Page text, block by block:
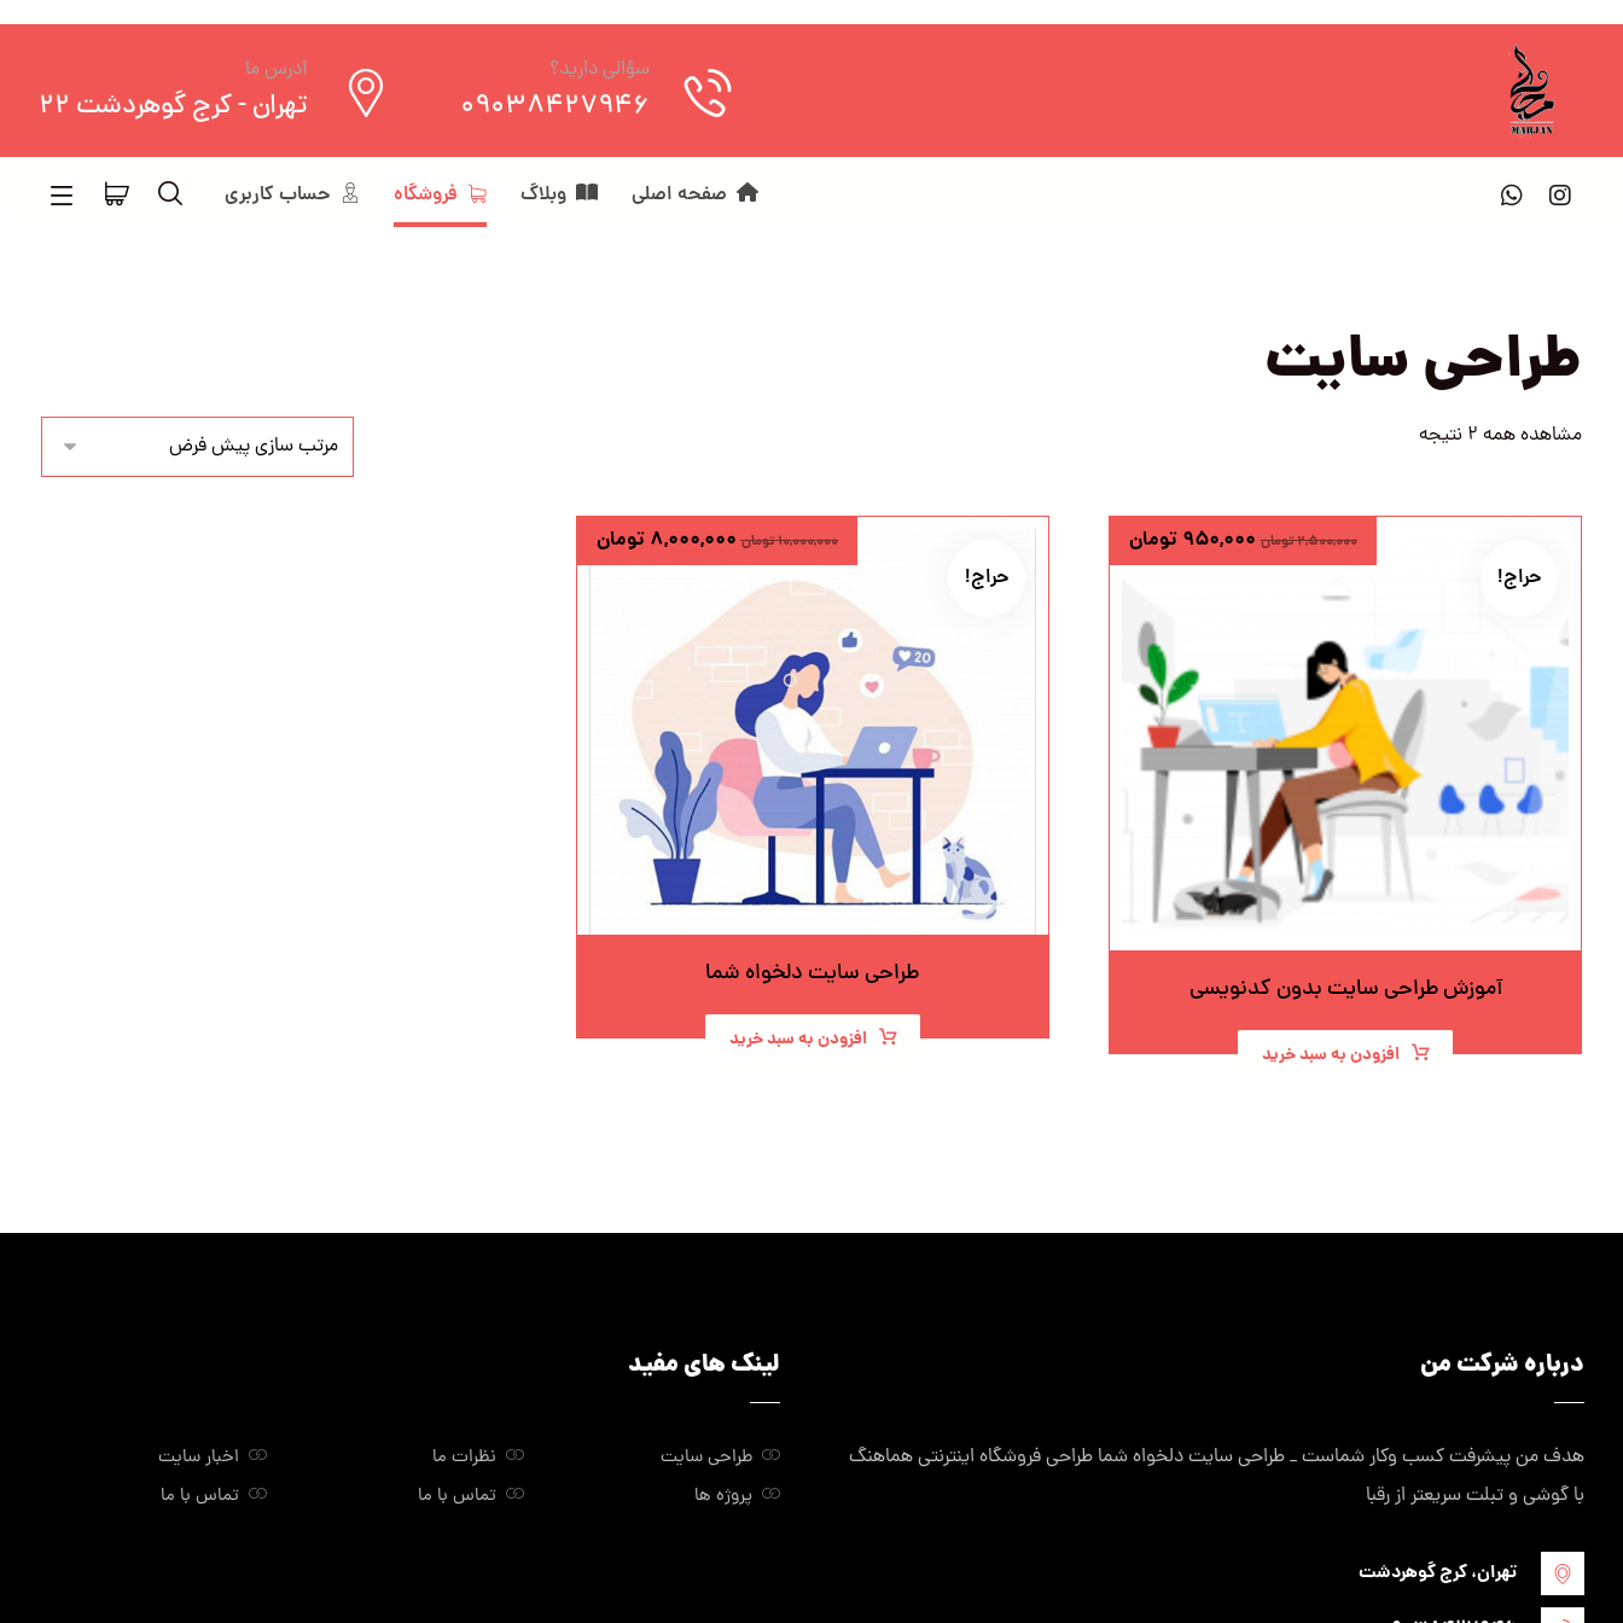
آدرس ما
تهران - کرج گوهردشت 22
سؤالی دارید؟
09038427946
صفحه اصلی وبلاگ فروشگاه حساب کاربری
طراحی سایت
مشاهده همه 2 نتیجه
آموزش طراحی سایت بدون کدنویسی
۲,۵۰۰,۰۰۰تومان ۹۵۰,۰۰۰ تومان
حراج!
افزودن به سبد خرید
طراحی سایت دلخواه شما
۱۰,۰۰۰,۰۰۰تومان ۸,۰۰۰,۰۰۰ تومان
حراج!
افزودن به سبد خرید
درباره شرکت من
هدف من پیشرفت کسب وکار شماست _ طراحی سایت دلخواه شما طراحی فروشگاه اینترنتی هماهنگ
با گوشی و تبلت سریعتر از رقبا
تهران، کرج گوهردشت
لینک های مفید
طراحی سایت نظرات ما
اخبار سایت
پروژه ها
تماس با ما تماس با ما